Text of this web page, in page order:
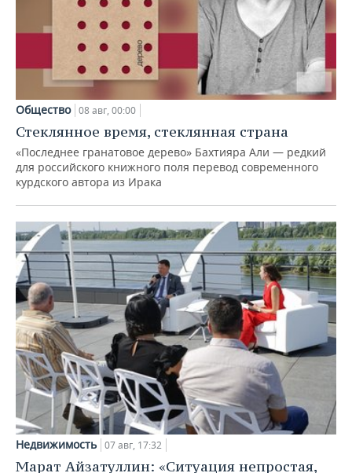
Общество 08 авг, 00:00
Стеклянное время, стеклянная страна
«Последнее гранатовое дерево» Бахтияра Али — редкий
для российского книжного поля перевод современного
курдского автора из Ирака
Недвижимость 07 авг, 17:32
Марат Айзатуллин: «Ситуация непростая,